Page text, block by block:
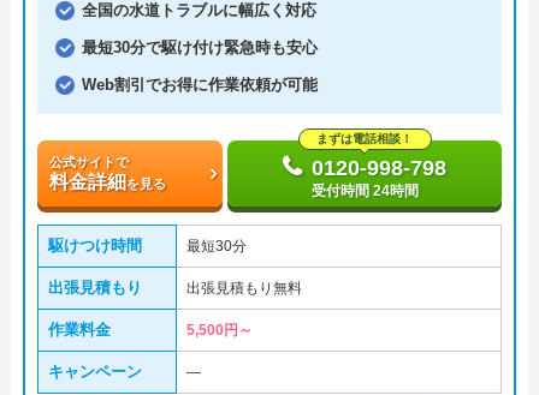
全国の水道トラブルに幅広く対応
最短30分で駆け付け緊急時も安心
Web割引でお得に作業依頼が可能
公式サイトで
料金詳細を見る
まずは電話相談！
0120-998-798
受付時間 24時間
駆けつけ時間 最短30分
出張見積もり 出張見積もり無料
作業料金 5,500円～
キャンペーン ―